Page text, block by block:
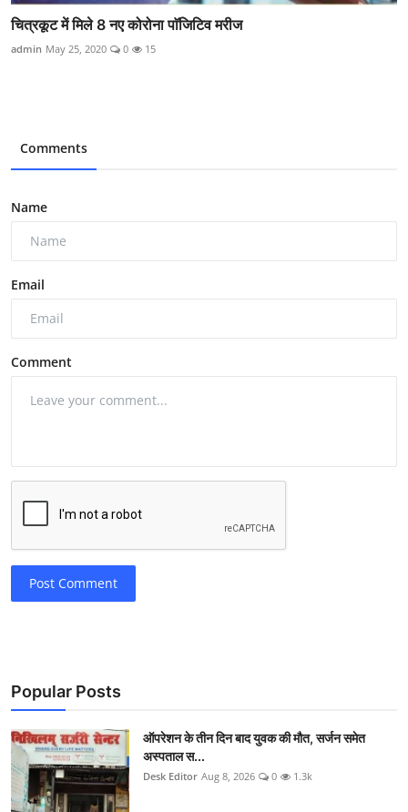
चित्रकूट में मिले 8 नए कोरोना पाॅजिटिव मरीज
admin May 25, 2020 0 15
Comments
Name
Email
Comment
Post Comment
Popular Posts
ऑपरेशन के तीन दिन बाद युवक की मौत, सर्जन समेत
अस्पताल स...
Desk Editor Aug 8, 2026 0 1.3k